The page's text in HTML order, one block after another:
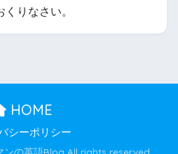
りなさい。
HOME
シーポリシー
の英語Blog All rights reserved.